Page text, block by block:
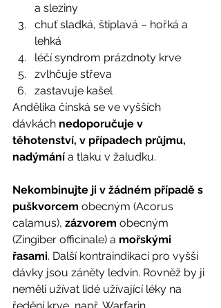
a sleziny
chuť sladká, štiplavá – hořká a
lehká
léčí syndrom prázdnoty krve
zvlhčuje střeva
zastavuje kašel
Andělika čínská se ve vyšších
dávkách nedoporučuje v
těhotenství, v případech průjmu,
nadýmání a tlaku v žaludku.
Nekombinujte ji v žádném případě s
puškvorcem obecným (Acorus
calamus), zázvorem obecným
(Zingiber officinale) a mořskými
řasami. Další kontraindikací pro vyšší
dávky jsou záněty ledvin. Rovněž by ji
neměli užívat lidé užívající léky na